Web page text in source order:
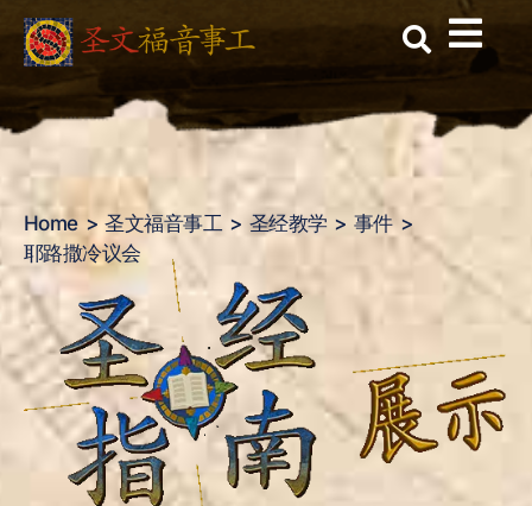
Skip
content
耶路撒冷议会
Home 圣文福音事工 圣经教学
事件
耶路撒冷议会